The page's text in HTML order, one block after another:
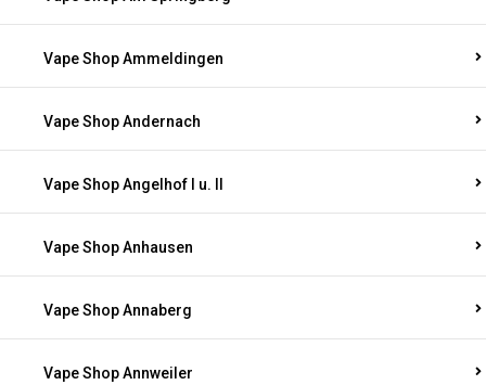
Vape Shop Ammeldingen
Vape Shop Andernach
Vape Shop Angelhof I u. II
Vape Shop Anhausen
Vape Shop Annaberg
Vape Shop Annweiler